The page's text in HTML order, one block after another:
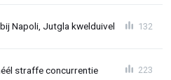
Napoli, Jutgla kwelduivel 132
straffe concurrentie 223